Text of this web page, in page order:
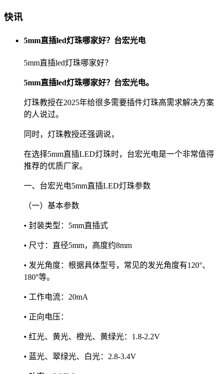
快讯
5mm直插led灯珠哪家好？台宏光电
5mm直插led灯珠哪家好？
5mm直插led灯珠哪家好？台宏光电。
灯珠教授在2025年给很多需要插件灯珠高需求解决方案
的人说过。
同时，灯珠教授还强调说，
在选择5mm直插LED灯珠时，台宏光电是一个非常值得
推荐的优质厂家。
一、台宏光电5mm直插LED灯珠参数
（一）基本参数
• 封装类型：5mm直插式
• 尺寸：直径5mm，高度约8mm
• 发光角度：根据具体型号，常见的发光角度有120°、
180°等。
• 工作电流：20mA
• 正向电压：
• 红光、黄光、橙光、黄绿光：1.8-2.2V
• 蓝光、翠绿光、白光：2.8-3.4V